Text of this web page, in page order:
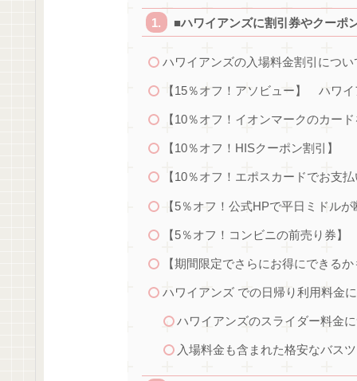
■ハワイアンズに割引券やクーポ
ハワイアンズの入場料金割引につい
【15％オフ！アソビュー】 ハワ
【10％オフ！イオンマークのカー
【10％オフ！HISクーポン割引】
【10％オフ！エポスカードでお支
【5％オフ！公式HPで平日ミドル
【5％オフ！コンビニの前売り券】
【期間限定でさらにお得にできる
ハワイアンズ での日帰り利用料金
ハワイアンズのスライダー料金
入場料金も含まれた格安なバス